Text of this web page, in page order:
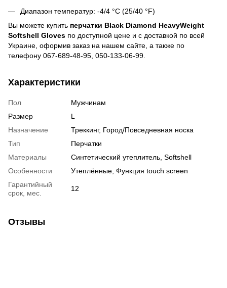
Диапазон температур: -4/4 °C (25/40 °F)
Вы можете купить перчатки Black Diamond HeavyWeight
Softshell Gloves по доступной цене и c доставкой по всей
Украине, оформив заказ на нашем сайте, а также по
телефону 067-689-48-95, 050-133-06-99.
Характеристики
Пол
Мужчинам
Размер
L
Назначение
Треккинг, Город/Повседневная носка
Тип
Перчатки
Материалы
Синтетический утеплитель, Softshell
Особенности
Утеплённые, Функция touch screen
Гарантийный
срок, мес.
12
Отзывы